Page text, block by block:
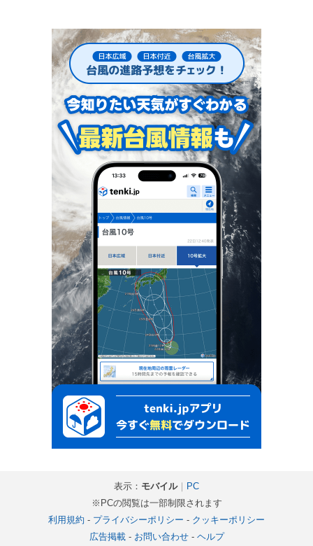
表示： モバイル｜ PC
※PCの閲覧は一部制限されます
利用規約 - プライバシーポリシー - クッキーポリシー
広告掲載- お問い合わせ- ヘルプ